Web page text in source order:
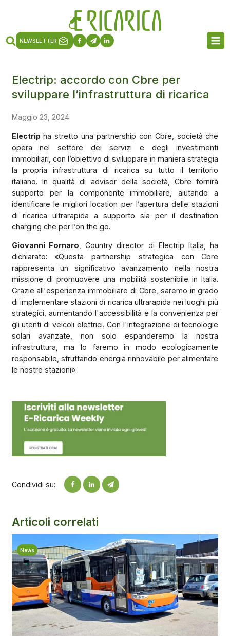
NEWSLETTER
Electrip: accordo con Cbre per
sviluppare l’infrastruttura di ricarica
Maggio 23, 2024
Electrip ha stretto una partnership con Cbre, società che
opera nel settore dei servizi e degli investimenti
immobiliari, con l’obiettivo di sviluppare in maniera strategia
la propria infrastruttura di ricarica su tutto il territorio
italiano. In qualità di advisor della società, Cbre fornirà
supporto per la componente immobiliare, aiutando a
identificare le migliori location per l’apertura delle stazioni
di ricarica ultrarapida a supporto sia per il destination
charging che per l’on the go.
Giovanni Fornaro , Country director di Electrip Italia, ha
dichiarato: «Questa partnership strategica con Cbre
rappresenta un significativo avanzamento nella nostra
missione di promuovere una mobilità sostenibile in Italia.
Grazie all'esperienza immobiliare di Cbre, saremo in grado
di implementare stazioni di ricarica ultrarapida nei luoghi più
strategici, aumentando l'accessibilità e la convenienza per
gli utenti di veicoli elettrici. Con l'integrazione di tecnologie
solari avanzate, non solo espanderemo la nostra
infrastruttura, ma lo faremo in modo ecologicamente
responsabile, sfruttando energia rinnovabile per alimentare
le nostre stazioni».
Condividi su:
Articoli correlati
News